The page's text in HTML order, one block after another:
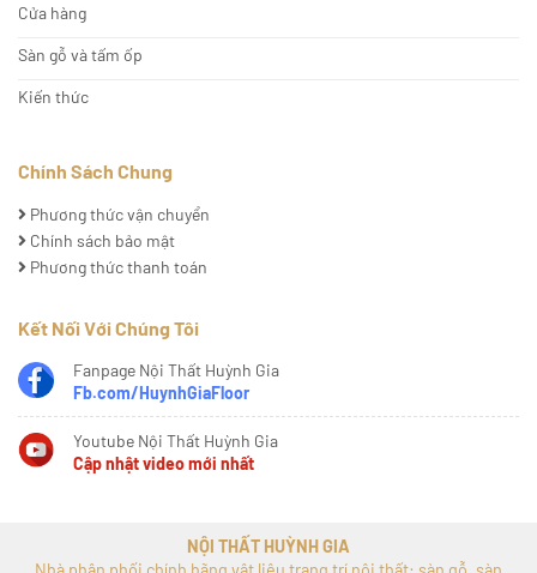
Cửa hàng
Sàn gỗ và tấm ốp
Kiến thức
Chính Sách Chung
Phương thức vận chuyển
Chính sách bảo mật
Phương thức thanh toán
Kết Nối Với Chúng Tôi
Fanpage Nội Thất Huỳnh Gia
Fb.com/HuynhGiaFloor
Youtube Nội Thất Huỳnh Gia
Cập nhật video mới nhất
NỘI THẤT HUỲNH GIA